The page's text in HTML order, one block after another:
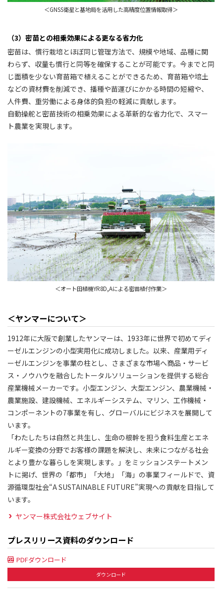
＜GNSS衛星と基地局を活用した高精度位置情報取得＞
（3）密苗との相乗効果による更なる省力化
密苗は、慣行栽培とほぼ同じ管理方法で、規模や地域、品種に関
わらず、収量も慣行と同等を確保することが可能です。今までと同
じ面積を少ない育苗箱で植えることができるため、育苗箱や培土
などの資材費を削減でき、播種や苗運びにかかる時間の短縮や、
人件費、重労働による身体的負担の軽減に貢献します。
自動操舵と密苗技術の相乗効果による革新的な省力化で、スマー
ト農業を実現します。
＜オート田植機YR8D,Aによる密苗植付作業＞
＜ヤンマーについて＞
1912年に大阪で創業したヤンマーは、1933年に世界で初めてディ
ーゼルエンジンの小型実用化に成功しました。以来、産業用ディ
ーゼルエンジンを事業の柱とし、さまざまな市場へ商品・サービ
ス・ノウハウを融合したトータルソリューションを提供する総合
産業機械メーカーです。小型エンジン、大型エンジン、農業機械・
農業施設、建設機械、エネルギーシステム、マリン、工作機械・
コンポーネントの7事業を有し、グローバルにビジネスを展開して
います。
「わたしたちは自然と共生し、生命の根幹を担う食料生産とエネ
ルギー変換の分野でお客様の課題を解決し、未来につながる社会
とより豊かな暮らしを実現します。」をミッションステートメン
トに掲げ、世界の「都市」「大地」「海」の事業フィールドで、資
源循環型社会“A SUSTAINABLE FUTURE”実現への貢献を目指して
います。
ヤンマー株式会社ウェブサイト
プレスリリース資料のダウンロード
PDFダウンロード
ダウンロード